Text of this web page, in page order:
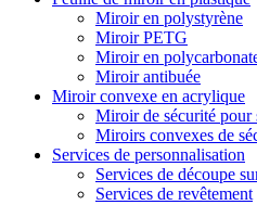
Miroir en polystyrène
Miroir PETG
Miroir en
Miroir antibuée
Miroir convexe en acrylique
Miroir de sécurité pour
Miroirs convexes de
Services de personnalisation
Services de découpe
Services de revêtement